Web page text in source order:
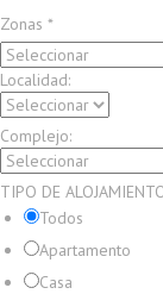
Zonas *
Localidad:
Complejo:
TIPO DE
Todos
Apartamento
Casa